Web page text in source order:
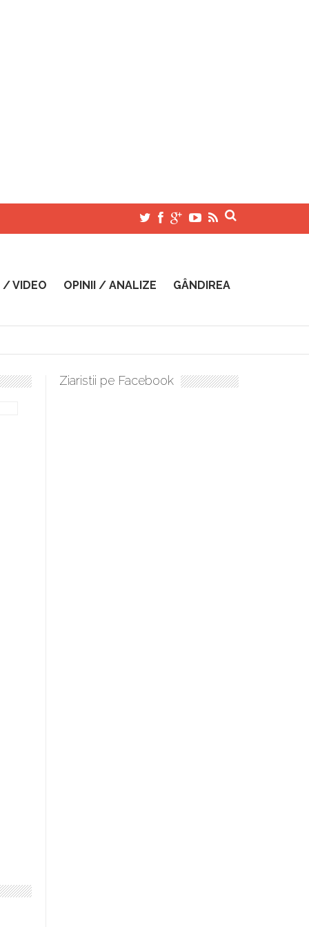
/ VIDEO OPINII / ANALIZE GÂNDIREA
Sculați, sculați, boieri mari! Sara Nukina are nevoie de ajutorul
Ziaristii pe Facebook